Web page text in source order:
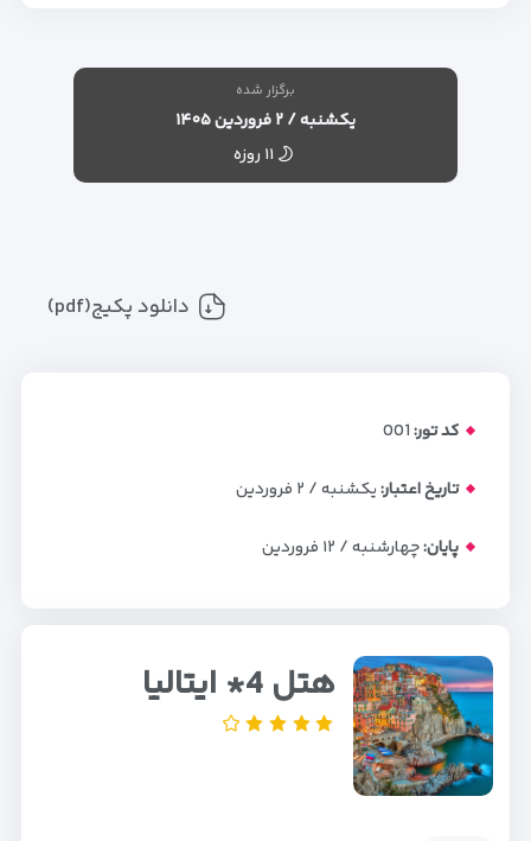
برگزار شده
یکشنبه / ۲ فروردین ۱۴۰۵
۱۱ روزه
دانلود پکیج(pdf)
کد تور:001
تاریخ اعتبار:یکشنبه / ۲ فروردین
پایان:چهارشنبه / ۱۲ فروردین
هتل 4* ایتالیا